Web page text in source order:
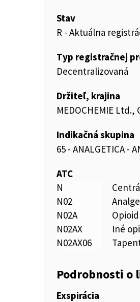
Stav
R - Aktuálna
Typ registračnej
Decentralizovaná
Držiteľ, krajina
MEDOCHEMIE Ltd.,
Indikačná skupina
65 - ANALGETICA -
ATC
N
N02
N02A
N02AX
Iné
N02AX06
Podrobnosti o
Exspirácia